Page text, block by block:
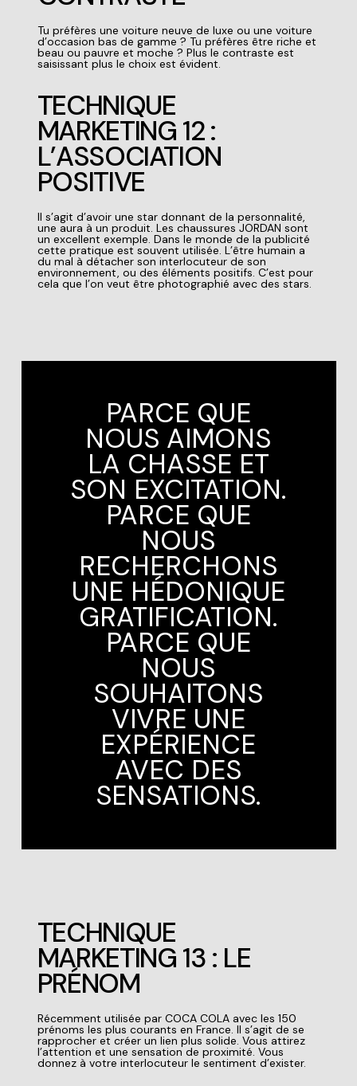
Tu préfères une voiture neuve de luxe ou une voiture
d’occasion bas de gamme ? Tu préfères être riche et
beau ou pauvre et moche ? Plus le contraste est
saisissant plus le choix est évident.
TECHNIQUE
MARKETING 12 :
L’ASSOCIATION
POSITIVE
Il s’agit d’avoir une star donnant de la personnalité,
une aura à un produit. Les chaussures JORDAN sont
un excellent exemple. Dans le monde de la publicité
cette pratique est souvent utilisée. L’être humain a
du mal à détacher son interlocuteur de son
environnement, ou des éléments positifs. C’est pour
cela que l’on veut être photographié avec des stars.
PARCE QUE
NOUS AIMONS
LA CHASSE ET
SON EXCITATION.
PARCE QUE
NOUS
RECHERCHONS
UNE HÉDONIQUE
GRATIFICATION.
PARCE QUE
NOUS
SOUHAITONS
VIVRE UNE
EXPÉRIENCE
AVEC DES
SENSATIONS.
TECHNIQUE
MARKETING 13 : LE
PRÉNOM
Récemment utilisée par COCA COLA avec les 150
prénoms les plus courants en France. Il s’agit de se
rapprocher et créer un lien plus solide. Vous attirez
l’attention et une sensation de proximité. Vous
donnez à votre interlocuteur le sentiment d’exister.